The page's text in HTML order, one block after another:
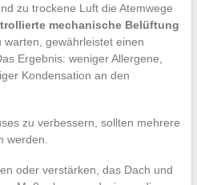
zu trockene Luft die Atemwege
mechanische Belüftung
gewährleistet einen
Ergebnis: weniger Allergene,
Kondensation an den
zu verbessern, sollten mehrere
werden.
oder verstärken, das Dach und